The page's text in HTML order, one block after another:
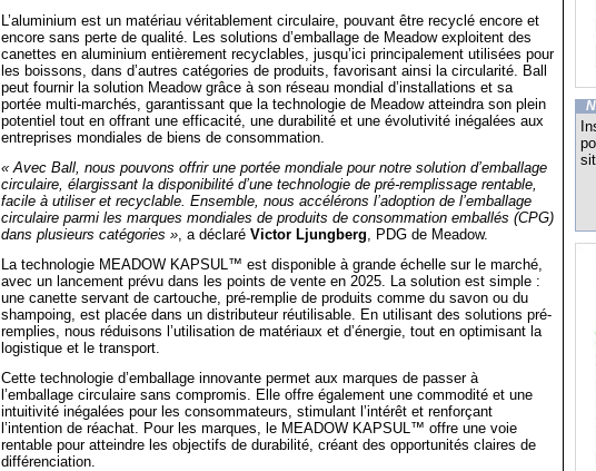
L’aluminium est un matériau véritablement circulaire, pouvant être recyclé encore et
encore sans perte de qualité. Les solutions d’emballage de Meadow exploitent des
canettes en aluminium entièrement recyclables, jusqu’ici principalement utilisées pour
les boissons, dans d’autres catégories de produits, favorisant ainsi la circularité. Ball
peut fournir la solution Meadow grâce à son réseau mondial d’installations et sa
portée multi-marchés, garantissant que la technologie de Meadow atteindra son plein
potentiel tout en offrant une efficacité, une durabilité et une évolutivité inégalées aux
entreprises mondiales de biens de consommation.
« Avec Ball, nous pouvons offrir une portée mondiale pour notre solution d’emballage
circulaire, élargissant la disponibilité d’une technologie de pré-remplissage rentable,
facile à utiliser et recyclable. Ensemble, nous accélérons l’adoption de l’emballage
circulaire parmi les marques mondiales de produits de consommation emballés (CPG)
dans plusieurs catégories », a déclaré Victor Ljungberg, PDG de Meadow.
La technologie MEADOW KAPSUL™ est disponible à grande échelle sur le marché,
avec un lancement prévu dans les points de vente en 2025. La solution est simple :
une canette servant de cartouche, pré-remplie de produits comme du savon ou du
shampoing, est placée dans un distributeur réutilisable. En utilisant des solutions pré-
remplies, nous réduisons l’utilisation de matériaux et d’énergie, tout en optimisant la
logistique et le transport.
Cette technologie d’emballage innovante permet aux marques de passer à
l’emballage circulaire sans compromis. Elle offre également une commodité et une
intuitivité inégalées pour les consommateurs, stimulant l’intérêt et renforçant
l’intention de réachat. Pour les marques, le MEADOW KAPSUL™ offre une voie
rentable pour atteindre les objectifs de durabilité, créant des opportunités claires de
différenciation.